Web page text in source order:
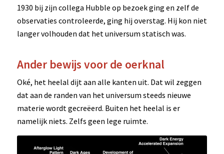
1930 bij zijn collega Hubble op bezoek ging en zelf de
observaties controleerde, ging hij overstag. Hij kon niet
langer volhouden dat het universum statisch was.
Ander bewijs voor de oerknal
Oké, het heelal dijt aan alle kanten uit. Dat wil zeggen
dat aan de randen van het universum steeds nieuwe
materie wordt gecreëerd. Buiten het heelal is er
namelijk niets. Zelfs geen lege ruimte.